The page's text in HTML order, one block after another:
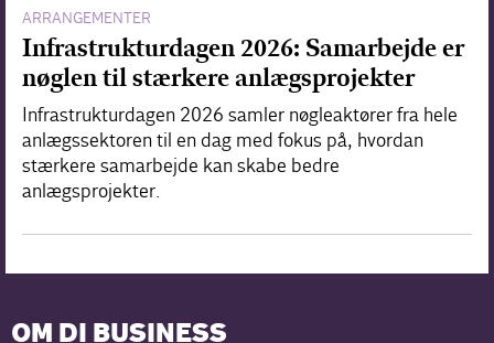
ARRANGEMENTER
Infrastrukturdagen 2026: Samarbejde er
nøglen til stærkere anlægsprojekter
Infrastrukturdagen 2026 samler nøgleaktører fra hele
anlægssektoren til en dag med fokus på, hvordan
stærkere samarbejde kan skabe bedre
anlægsprojekter.
OM DI BUSINESS